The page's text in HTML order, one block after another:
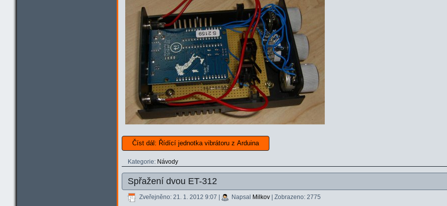
Číst dál: Řídící jednotka vibrátoru z Arduina
Kategorie: Návody
Spřažení dvou ET-312
Zveřejněno: 21. 1. 2012 9:07 Napsal Milkov| Zobrazeno: 2775